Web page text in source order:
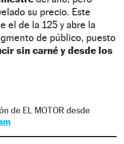
su precio. Este
el de la 125 y abre la
de público, puesto
sin carné y desde los
de EL MOTOR desde